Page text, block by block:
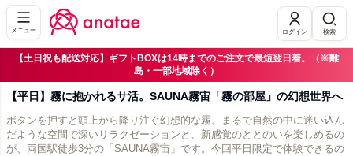
メニュー ログイン 検索
【土日祝も配送対応】ギフトBOXは14時までのご注文で最短翌日着。（※離
島・一部地域除く）
【平日】霧に抱かれるサ活。SAUNA霧宙「霧の部屋」の幻想世界へ
ボタンを押すと頭上から降り注ぐ幻想的な霧。まるで自然の中に迷い込ん
だような空間で深いリラクゼーションと、新感覚のととのいを楽しめるの
が、両国駅徒歩3分の「SAUNA霧宙」です。今回平日限定で体験できるの